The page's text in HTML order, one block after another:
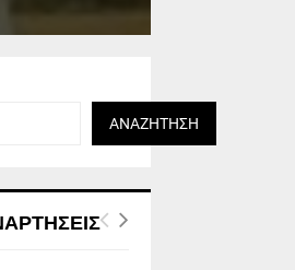
ΑΝΑΖΉΤΗΣΗ